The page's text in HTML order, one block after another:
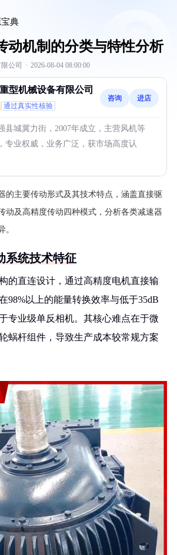
典
动机制的分类与特性分析
公司 · 2026-08-04 08:00:00
型机械设备有限公司
通过真实性核验
咨询 进店
县城冀力街，2007年成立，主营风机等
专业权威，业务广泛，获市场高度认
的主要传动形式及其技术特点，涵盖直接驱
动及高精度传动四种模式，分析各类减速器
。
系统技术特征
的直连设计，通过高精度电机直接输
98%以上的能量转换效率与低于35dB
专业级单反相机。其核心难点在于微
蜗杆组件，导致生产成本较常规方案